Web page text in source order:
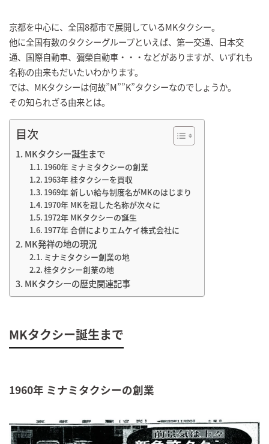
京都を中心に、全国8都市で展開しているMKタクシー。
他に全国有数のタクシーグループといえば、第一交通、日本交
通、国際自動車、彌榮自動車・・・などがありますが、いずれも
名称の由来もだいたいわかります。
では、MKタクシーは何故”M””K”タクシーなのでしょうか。
その知られざる由来とは。
目次
MKタクシー誕生まで
1960年 ミナミタクシーの創業
1963年 桂タクシーを買収
1969年 新しい給与制度名がMKのはじまり
1970年 MKを冠した名称が次々に
1972年 MKタクシーの誕生
1977年 合併によりエムケイ株式会社に
MK発祥の地の現況
ミナミタクシー創業の地
桂タクシー創業の地
MKタクシーの歴史関連記事
MKタクシー誕生まで
1960年 ミナミタクシーの創業